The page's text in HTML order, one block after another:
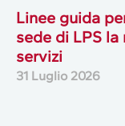
Linee guida
sede di LPS
servizi
31 Luglio 2026